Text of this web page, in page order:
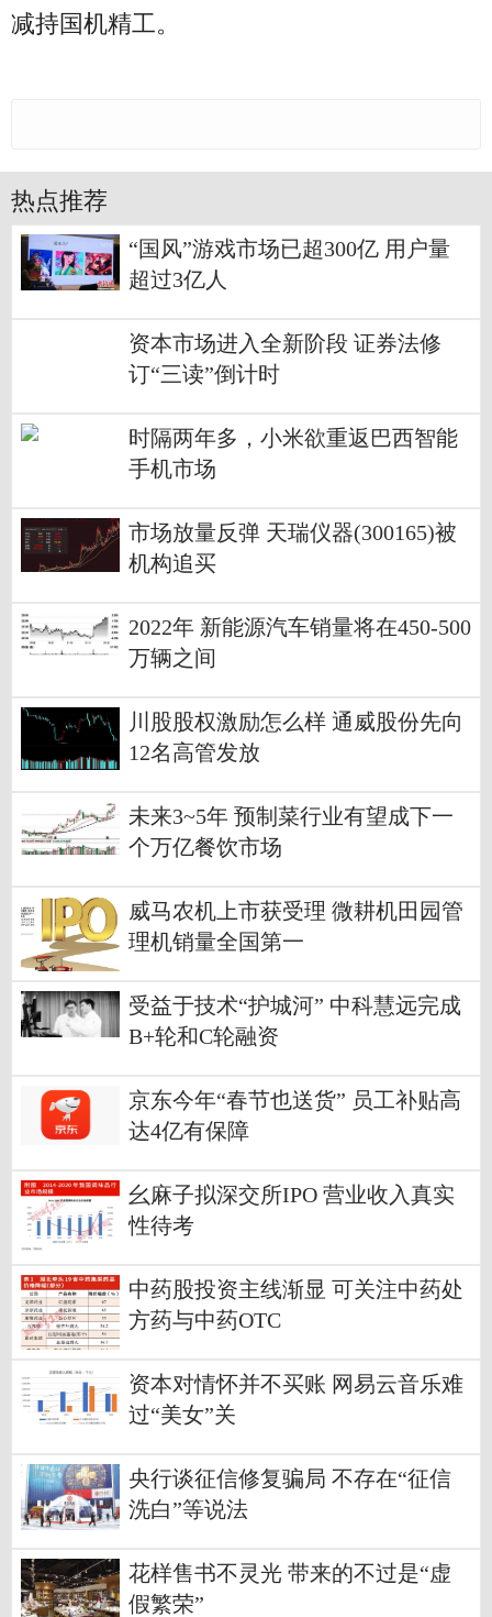
减持国机精工。
热点推荐
“国风”游戏市场已超300亿 用户量
超过3亿人
资本市场进入全新阶段 证券法修
订“三读”倒计时
时隔两年多，小米欲重返巴西智能
手机市场
市场放量反弹 天瑞仪器(300165)被
机构追买
2022年 新能源汽车销量将在450-500
万辆之间
川股股权激励怎么样 通威股份先向
12名高管发放
未来3~5年 预制菜行业有望成下一
个万亿餐饮市场
威马农机上市获受理 微耕机田园管
理机销量全国第一
受益于技术“护城河” 中科慧远完成
B+轮和C轮融资
京东今年“春节也送货” 员工补贴高
达4亿有保障
幺麻子拟深交所IPO 营业收入真实
性待考
中药股投资主线渐显 可关注中药处
方药与中药OTC
资本对情怀并不买账 网易云音乐难
过“美女”关
央行谈征信修复骗局 不存在“征信
洗白”等说法
花样售书不灵光 带来的不过是“虚
假繁荣”